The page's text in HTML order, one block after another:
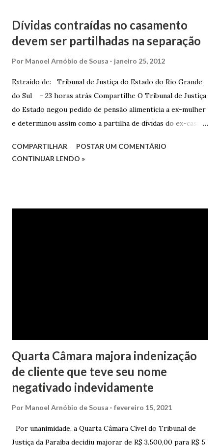
Dívidas contraídas no casamento
devem ser partilhadas na separação
Por Manoel Arnóbio de Sousa janeiro 25, 2012
Extraído de: Tribunal de Justiça do Estado do Rio Grande
do Sul - 23 horas atrás Compartilhe O Tribunal de Justiça
do Estado negou pedido de pensão alimentícia a ex-mulher
e determinou assim como a partilha de dívidas do ex-casal,
Juízo do 1º Grau concedeu o pedido. A decisão foi
COMPARTILHAR
POSTAR UM COMENTÁRIO
CONTINUAR LENDO »
Quarta Câmara majora indenização
de cliente que teve seu nome
negativado indevidamente
Por Manoel Arnóbio de Sousa fevereiro 15, 2021
Por unanimidade, a Quarta Câmara Cível do Tribunal de
Justiça da Paraíba decidiu majorar de R$ 3.500,00 para R$ 5